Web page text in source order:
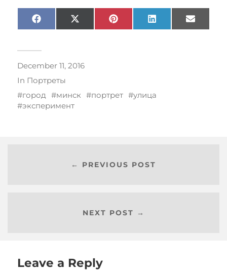
Facebook X
(Twitter)
Pinterest LinkedIn Email
December 11, 2016
In Портреты
город
минск портрет
улица
эксперимент
← PREVIOUS POST
NEXT POST →
Leave a Reply